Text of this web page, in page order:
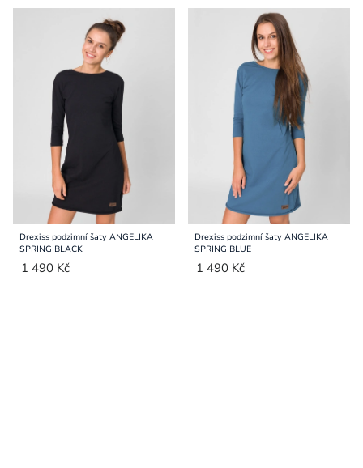
Drexiss podzimní šaty ANGELIKA
SPRING BLACK
1 490 Kč
Drexiss podzimní šaty ANGELIKA
SPRING BLUE
1 490 Kč